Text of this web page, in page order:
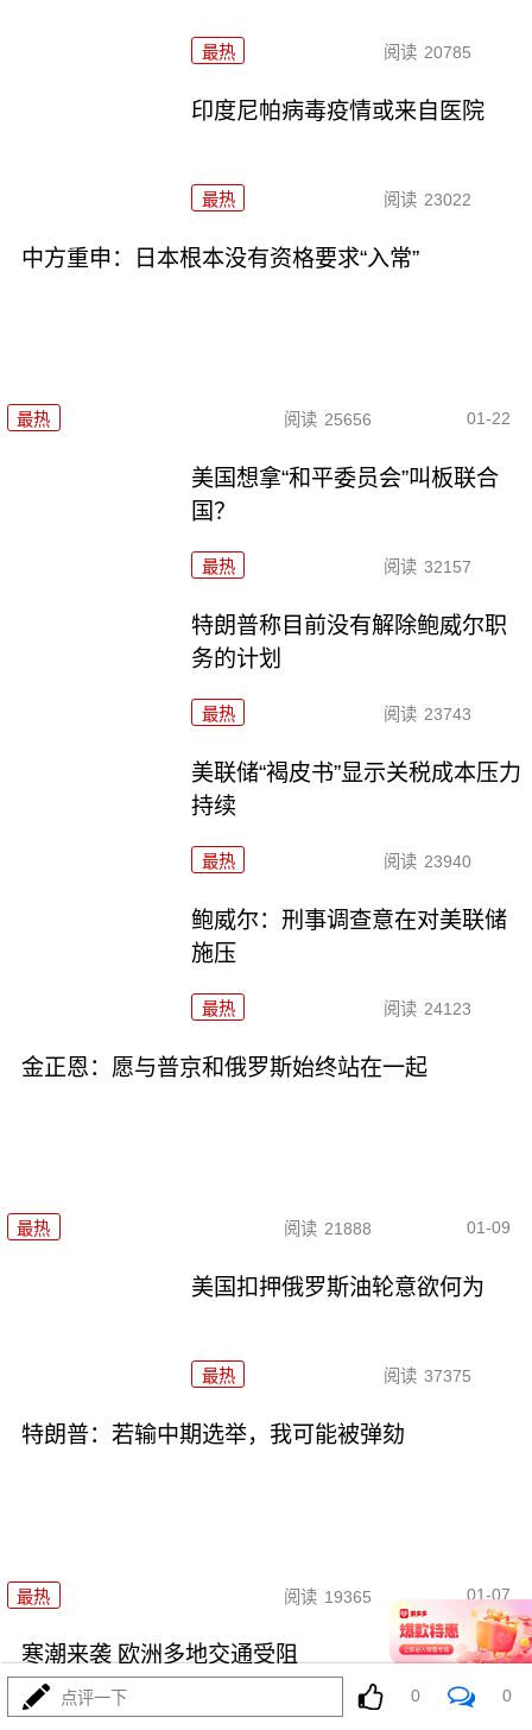
最热 阅读 20785
印度尼帕病毒疫情或来自医院
最热 阅读 23022
中方重申：日本根本没有资格要求“入常”
最热 阅读 25656 01-22
美国想拿“和平委员会”叫板联合
国？
最热 阅读 32157
特朗普称目前没有解除鲍威尔职
务的计划
最热 阅读 23743
美联储“褐皮书”显示关税成本压力
持续
最热 阅读 23940
鲍威尔：刑事调查意在对美联储
施压
最热 阅读 24123
金正恩：愿与普京和俄罗斯始终站在一起
最热 阅读 21888 01-09
美国扣押俄罗斯油轮意欲何为
最热 阅读 37375
特朗普：若输中期选举，我可能被弹劾
最热 阅读 19365 01-07
寒潮来袭 欧洲多地交通受阻
点评一下 0 0